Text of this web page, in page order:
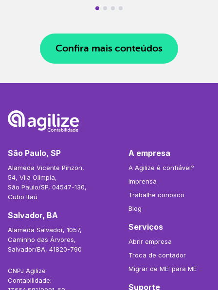
Confira mais conteúdos
São Paulo, SP
Alameda Vicente Pinzon,
54, Vila Olímpia,
São Paulo/SP, 04547-130,
Cubo Itaú
Salvador, BA
Alameda Salvador, 1057,
Caminho das Árvores,
Salvador/BA, 41820-790
CNPJ Agilize
Contabilidade:
A empresa
A Agilize é confiável?
Imprensa
Trabalhe conosco
Blog
Serviços
Abrir empresa
Troca de contador
Migrar de MEI para ME
Suporte